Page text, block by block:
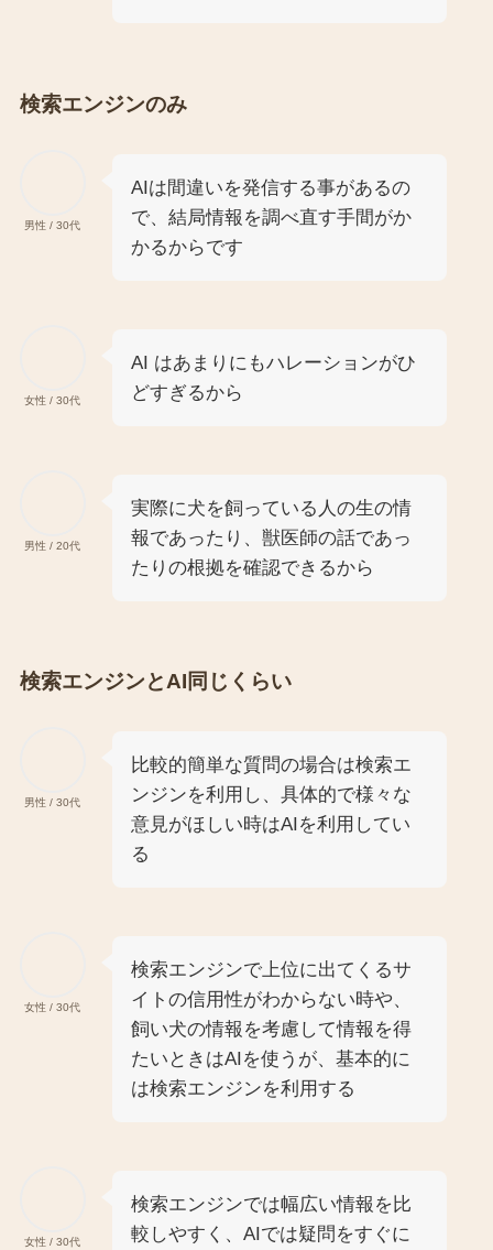
検索エンジンのみ
男性 / 30代
AIは間違いを発信する事があるの
で、結局情報を調べ直す手間がか
かるからです
女性 / 30代
AI はあまりにもハレーションがひ
どすぎるから
男性 / 20代
実際に犬を飼っている人の生の情
報であったり、獣医師の話であっ
たりの根拠を確認できるから
検索エンジンとAI同じくらい
男性 / 30代
比較的簡単な質問の場合は検索エ
ンジンを利用し、具体的で様々な
意見がほしい時はAIを利用してい
る
女性 / 30代
検索エンジンで上位に出てくるサ
イトの信用性がわからない時や、
飼い犬の情報を考慮して情報を得
たいときはAIを使うが、基本的に
は検索エンジンを利用する
女性 / 30代
検索エンジンでは幅広い情報を比
較しやすく、AIでは疑問をすぐに